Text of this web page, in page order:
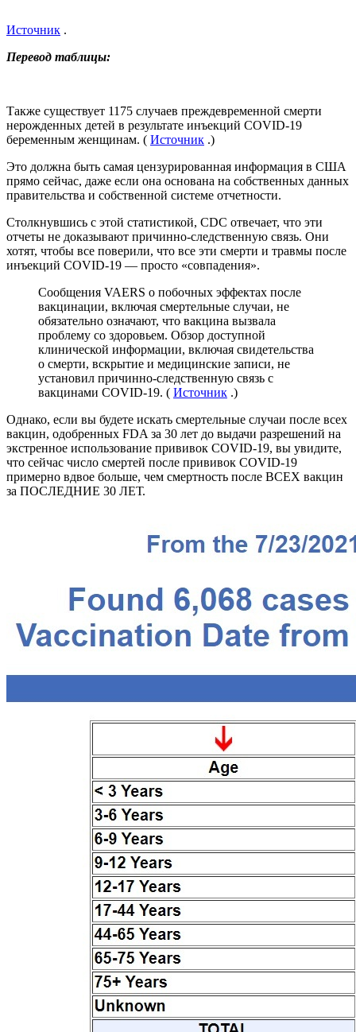
Источник .
Перевод таблицы:
Также существует 1175 случаев преждевременной смерти
нерожденных детей в результате инъекций COVID-19
беременным женщинам. ( Источник .)
Это должна быть самая цензурированная информация в США
прямо сейчас, даже если она основана на собственных данных
правительства и собственной системе отчетности.
Столкнувшись с этой статистикой, CDC отвечает, что эти
отчеты не доказывают причинно-следственную связь. Они
хотят, чтобы все поверили, что все эти смерти и травмы после
инъекций COVID-19 — просто «совпадения».
Сообщения VAERS о побочных эффектах после
вакцинации, включая смертельные случаи, не
обязательно означают, что вакцина вызвала
проблему со здоровьем. Обзор доступной
клинической информации, включая свидетельства
о смерти, вскрытие и медицинские записи, не
установил причинно-следственную связь с
вакцинами COVID-19. ( Источник .)
Однако, если вы будете искать смертельные случаи после всех
вакцин, одобренных FDA за 30 лет до выдачи разрешений на
экстренное использование прививок COVID-19, вы увидите,
что сейчас число смертей после прививок COVID-19
примерно вдвое больше, чем смертность после ВСЕХ вакцин
за ПОСЛЕДНИЕ 30 ЛЕТ.